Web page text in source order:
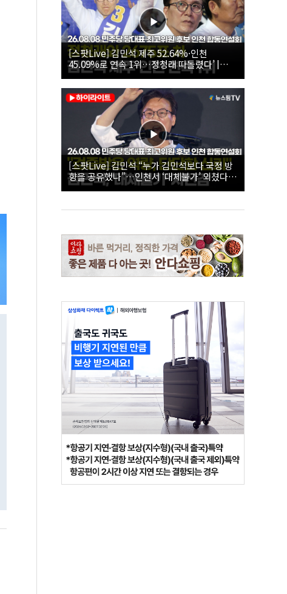
[스팟Live] 김민석 제주 52.64%·인천
45.09%로 연속 1위…정청래 따돌렸다’ |
26.08.08 더불어민주당 당대표·최고위원 후
보 인천 합동연설회
[스팟Live] 김민석 “누가 김민석보다 국정 방
향을 공유했나”…인천서 ‘대체불가’ 외쳤다 |
26.08.08 더불어민주당 당대표·최고위원 후